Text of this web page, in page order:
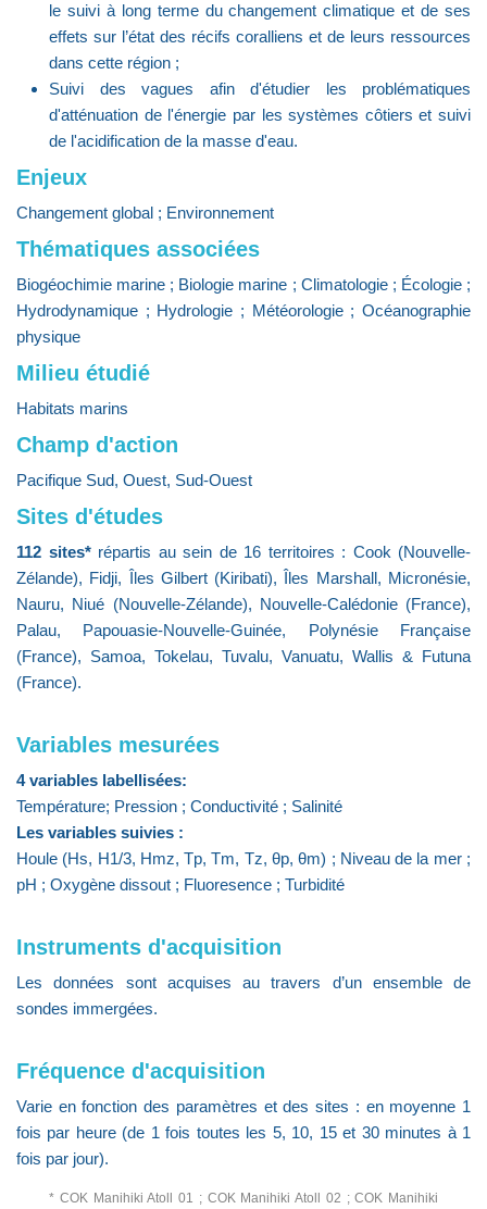
le suivi à long terme du changement climatique et de ses
effets sur l’état des récifs coralliens et de leurs ressources
dans cette région ;
Suivi des vagues afin d'étudier les problématiques
d'atténuation de l'énergie par les systèmes côtiers et suivi
de l'acidification de la masse d'eau.
Enjeux
Changement global ; Environnement
Thématiques associées
Biogéochimie marine ; Biologie marine ; Climatologie ; Écologie ;
Hydrodynamique ; Hydrologie ; Météorologie ; Océanographie
physique
Milieu étudié
Habitats marins
Champ d'action
Pacifique Sud, Ouest, Sud-Ouest
Sites d'études
112 sites* répartis au sein de 16 territoires : Cook (Nouvelle-
Zélande), Fidji, Îles Gilbert (Kiribati), Îles Marshall, Micronésie,
Nauru, Niué (Nouvelle-Zélande), Nouvelle-Calédonie (France),
Palau, Papouasie-Nouvelle-Guinée, Polynésie Française
(France), Samoa, Tokelau, Tuvalu, Vanuatu, Wallis & Futuna
(France).
Variables mesurées
4 variables labellisées:
Température; Pression ; Conductivité ; Salinité
Les variables suivies :
Houle (Hs, H1/3, Hmz, Tp, Tm, Tz, θp, θm) ; Niveau de la mer ;
pH ; Oxygène dissout ; Fluoresence ; Turbidité
Instruments d'acquisition
Les données sont acquises au travers d’un ensemble de
sondes immergées.
Fréquence d'acquisition
Varie en fonction des paramètres et des sites : en moyenne 1
fois par heure (de 1 fois toutes les 5, 10, 15 et 30 minutes à 1
fois par jour).
* COK Manihiki Atoll 01 ; COK Manihiki Atoll 02 ; COK Manihiki